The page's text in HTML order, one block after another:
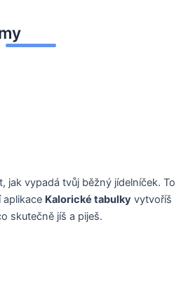
jak vypadá tvůj běžný jídelníček. To
aplikace Kalorické tabulky vytvoříš
skutečně jíš a piješ.